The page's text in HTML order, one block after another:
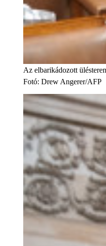
Az elbarikádozott
Fotó: Drew Angerer/AFP